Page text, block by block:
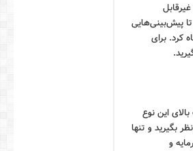
پیش‌بینی‌هایی
کرد. برای
این نوع
بگیرید و تنها
و